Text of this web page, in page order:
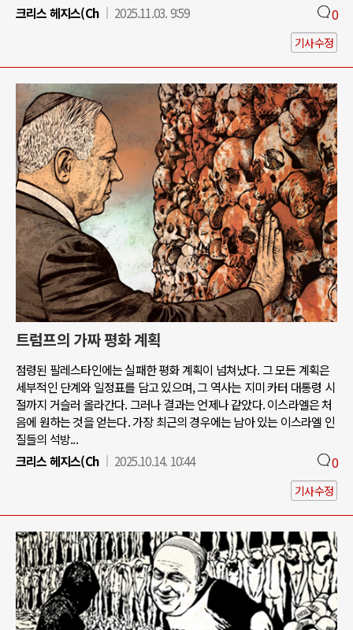
크리스 헤지스(Ch
2025.11.03. 9:59 0
기사수정
트럼프의 가짜 평화 계획
점령된 팔레스타인에는 실패한 평화 계획이 넘쳐났다. 그 모든 계획은
세부적인 단계와 일정표를 담고 있으며, 그 역사는 지미 카터 대통령 시
절까지 거슬러 올라간다. 그러나 결과는 언제나 같았다. 이스라엘은 처
음에 원하는 것을 얻는다. 가장 최근의 경우에는 남아 있는 이스라엘 인
질들의 석방...
크리스 헤지스(Ch
2025.10.14. 10:44 0
기사수정